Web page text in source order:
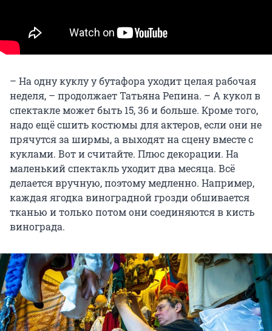
– На одну куклу у бутафора уходит целая рабочая
неделя, – продолжает Татьяна Репина. – А кукол в
спектакле может быть 15, 36 и больше. Кроме того,
надо ещё сшить костюмы для актеров, если они не
прячутся за ширмы, а выходят на сцену вместе с
куклами. Вот и считайте. Плюс декорации. На
маленький спектакль уходит два месяца. Всё
делается вручную, поэтому медленно. Например,
каждая ягодка виноградной грозди обшивается
тканью и только потом они соединяются в кисть
винограда.